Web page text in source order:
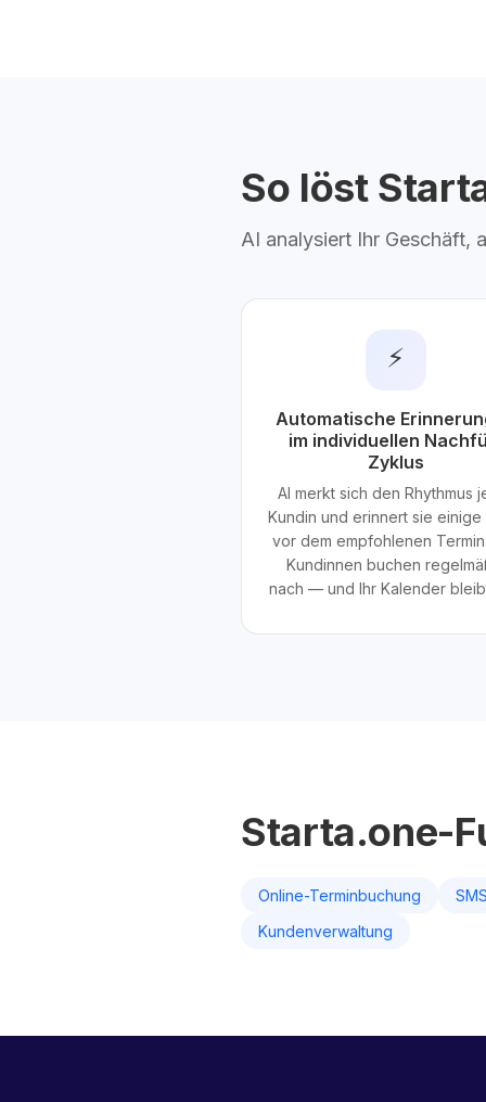
So löst
AI analysiert Ihr Geschäft,
⚡
Automatische
im individuellen
Zyklus
AI merkt sich den Rhythmus
Kundin und erinnert sie einige
vor dem empfohlenen
Kundinnen buchen
nach — und Ihr Kalender
Starta.one-
Online-Terminbuchung
Kundenverwaltung